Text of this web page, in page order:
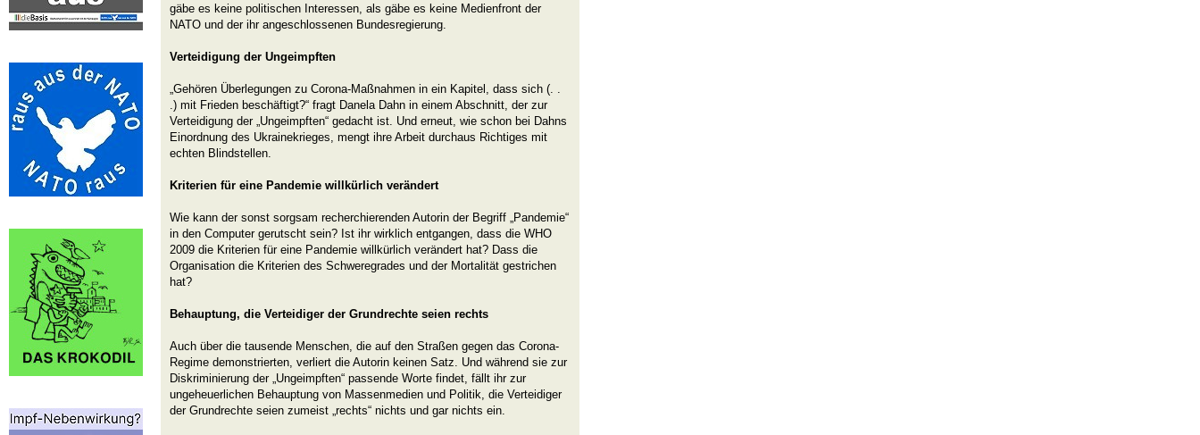
gäbe es keine politischen Interessen, als gäbe es keine Medienfront der
NATO und der ihr angeschlossenen Bundesregierung.
Verteidigung der Ungeimpften
„Gehören Überlegungen zu Corona-Maßnahmen in ein Kapitel, dass sich (. .
.) mit Frieden beschäftigt?“ fragt Danela Dahn in einem Abschnitt, der zur
Verteidigung der „Ungeimpften“ gedacht ist. Und erneut, wie schon bei Dahns
Einordnung des Ukrainekrieges, mengt ihre Arbeit durchaus Richtiges mit
echten Blindstellen.
Kriterien für eine Pandemie willkürlich verändert
Wie kann der sonst sorgsam recherchierenden Autorin der Begriff „Pandemie“
in den Computer gerutscht sein? Ist ihr wirklich entgangen, dass die WHO
2009 die Kriterien für eine Pandemie willkürlich verändert hat? Dass die
Organisation die Kriterien des Schweregrades und der Mortalität gestrichen
hat?
Behauptung, die Verteidiger der Grundrechte seien rechts
Auch über die tausende Menschen, die auf den Straßen gegen das Corona-
Regime demonstrierten, verliert die Autorin keinen Satz. Und während sie zur
Diskriminierung der „Ungeimpften“ passende Worte findet, fällt ihr zur
ungeheuerlichen Behauptung von Massenmedien und Politik, die Verteidiger
der Grundrechte seien zumeist „rechts“ nichts und gar nichts ein.